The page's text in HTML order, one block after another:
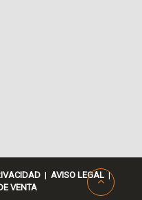
| AVISO LEGAL |
VENTA